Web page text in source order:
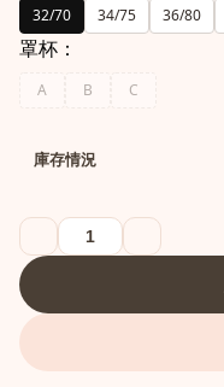
32/70 34/75 36/80
罩杯：
A B C
庫存情況